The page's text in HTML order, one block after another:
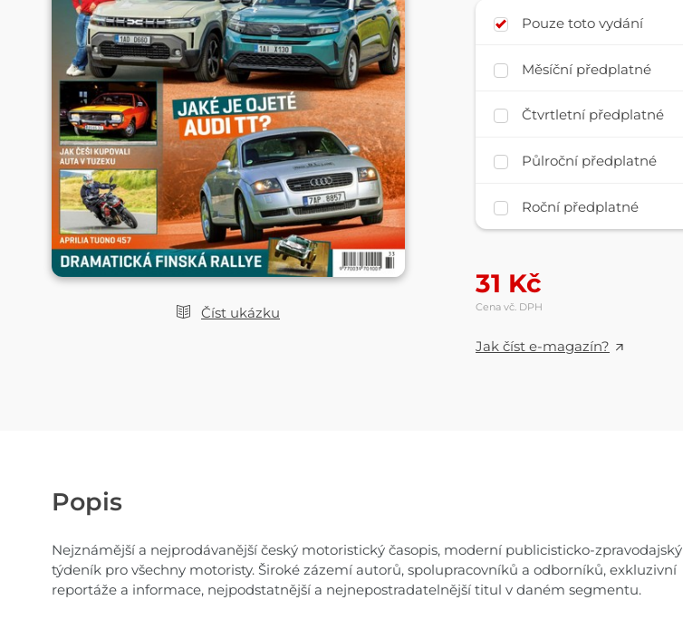
Číst ukázku
Pouze toto vydání
Měsíční předplatné
Čtvrtletní předplatné
Půlroční předplatné
Roční předplatné
31 Kč
Cena vč. DPH
Jak číst e-magazín?
Popis
Nejznámější a nejprodávanější český motoristický časopis, moderní publicisticko-zpravodajský
týdeník pro všechny motoristy. Široké zázemí autorů, spolupracovníků a odborníků, exkluzivní
reportáže a informace, nejpodstatnější a nejnepostradatelnější titul v daném segmentu.